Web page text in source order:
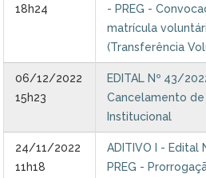
18h24
- PREG -
matrícula
(Transferência
06/12/2022
15h23
EDITAL Nº 43/
Cancelamento
Institucional
24/11/2022
11h18
ADITIVO I - Edital
PREG -